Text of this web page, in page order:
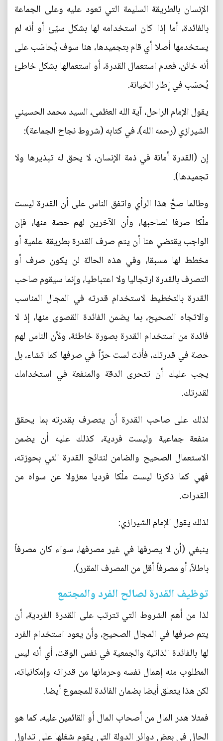
الإنسان بالطريقة السليمة التي تعود عليه وعلى الجماعة
بالفائدة، أما إذا كان استخدامه لها بشكل سيّئ أو أنه لم
يستخدمها أصلا أي قام بتجميدها، هنا سوف يُحاسَب على
أنه خائن، فعدم استعمال القدرة، أو استعمالها بشكل خاطئ
يُحسَب في إطار الخيانة.
يقول الإمام الراحل، آية الله العظمى، السيد محمد الحسيني
الشيرازي (رحمه الله)، في كتابه (شروط نجاح الجماعة):
إن (القدرة أمانة في ذمة الإنسان، لا يحق له تبذيرها ولا
تجميدها).
وطالما صحَّ هذا الرأي واتفق الناس على أن القدرة ليست
ملْكا صرفا لصاحبها، وأن الآخرين لهم حصة منها، فإن
الواجب يقتضي هنا أن يتم صرف القدرة بطريقة علمية أو
مخطط لها مسبقا، وفي هذه الحالة لن يكون صرف أو
التصرف بالقدرة ارتجاليا ولا اعتباطيا، وإنما سيقوم صاحب
القدرة بالتخطيط لاستخدام قدرته في المجال المناسب
والاتجاه الصحيح، بما يضمن الفائدة القصوى منها، إذ لا
فائدة من استخدام القدرة بصورة خاطئة، ولأن الناس لهم
حصة في قدرتك، فأنت لست حرّاً في صرفها كما تشاء، بل
يجب عليك أن تتحرى الدقة والمنفعة في استخدامك
لقدرتك.
لذلك على صاحب القدرة أن يتصرف بقدرته بما يحقق
منفعة جماعية وليست فردية، كذلك عليه أن يضمن
الاستعمال الصحيح والضامن لنتائج القدرة التي بحوزته،
فهي كما ذكرنا ليست ملْكا فرديا معزولا عن سواه من
القدرات.
لذلك يقول الإمام الشيرازي:
ينبغي (أن لا يصرفها في غير مصرفها، سواء كان مصرفاً
باطلاً، أو مصرفاً أقل من المصرف المقرر).
توظيف القدرة لصالح الفرد والمجتمع
لذا من أهم الشروط التي تترتب على القدرة الفردية، أن
يتم صرفها في المجال الصحيح، وأن يعود استخدام الفرد
لها بالفائدة الذاتية والجمعية في نفس الوقت، أي أنه ليس
المطلوب منه إهمال نفسه وحرمانها من قدراته وإمكانياته،
لكن هذا يتعلق أيضا بضمان الفائدة للمجموع أيضا.
فمثلا هدر المال من أصحاب المال أو القائمين عليه، كما هو
الحال في بعض دوائر الدولة التي يقوم شغلها على تداول